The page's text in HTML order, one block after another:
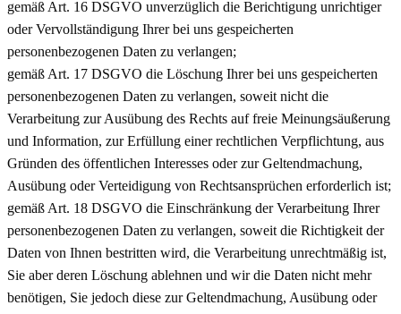
gemäß Art. 16 DSGVO unverzüglich die Berichtigung unrichtiger
oder Vervollständigung Ihrer bei uns gespeicherten
personenbezogenen Daten zu verlangen;
gemäß Art. 17 DSGVO die Löschung Ihrer bei uns gespeicherten
personenbezogenen Daten zu verlangen, soweit nicht die
Verarbeitung zur Ausübung des Rechts auf freie Meinungsäußerung
und Information, zur Erfüllung einer rechtlichen Verpflichtung, aus
Gründen des öffentlichen Interesses oder zur Geltendmachung,
Ausübung oder Verteidigung von Rechtsansprüchen erforderlich ist;
gemäß Art. 18 DSGVO die Einschränkung der Verarbeitung Ihrer
personenbezogenen Daten zu verlangen, soweit die Richtigkeit der
Daten von Ihnen bestritten wird, die Verarbeitung unrechtmäßig ist,
Sie aber deren Löschung ablehnen und wir die Daten nicht mehr
benötigen, Sie jedoch diese zur Geltendmachung, Ausübung oder